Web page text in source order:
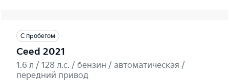
С пробегом
Ceed 2021
1.6 л / 128 л.c. / бензин / автоматическая /
передний привод